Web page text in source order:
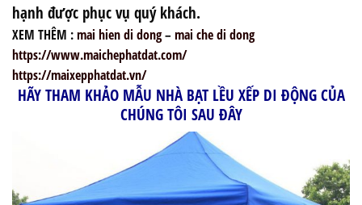
hạnh được phục vụ quý khách.
XEM THÊM :mai hien di dong– mai che di dong
https://www.maichephatdat.com/
https://maixepphatdat.vn/
HÃY THAM KHẢO MẪU NHÀ BẠT LỀU XẾP DI ĐỘNG CỦA
CHÚNG TÔI SAU ĐÂY